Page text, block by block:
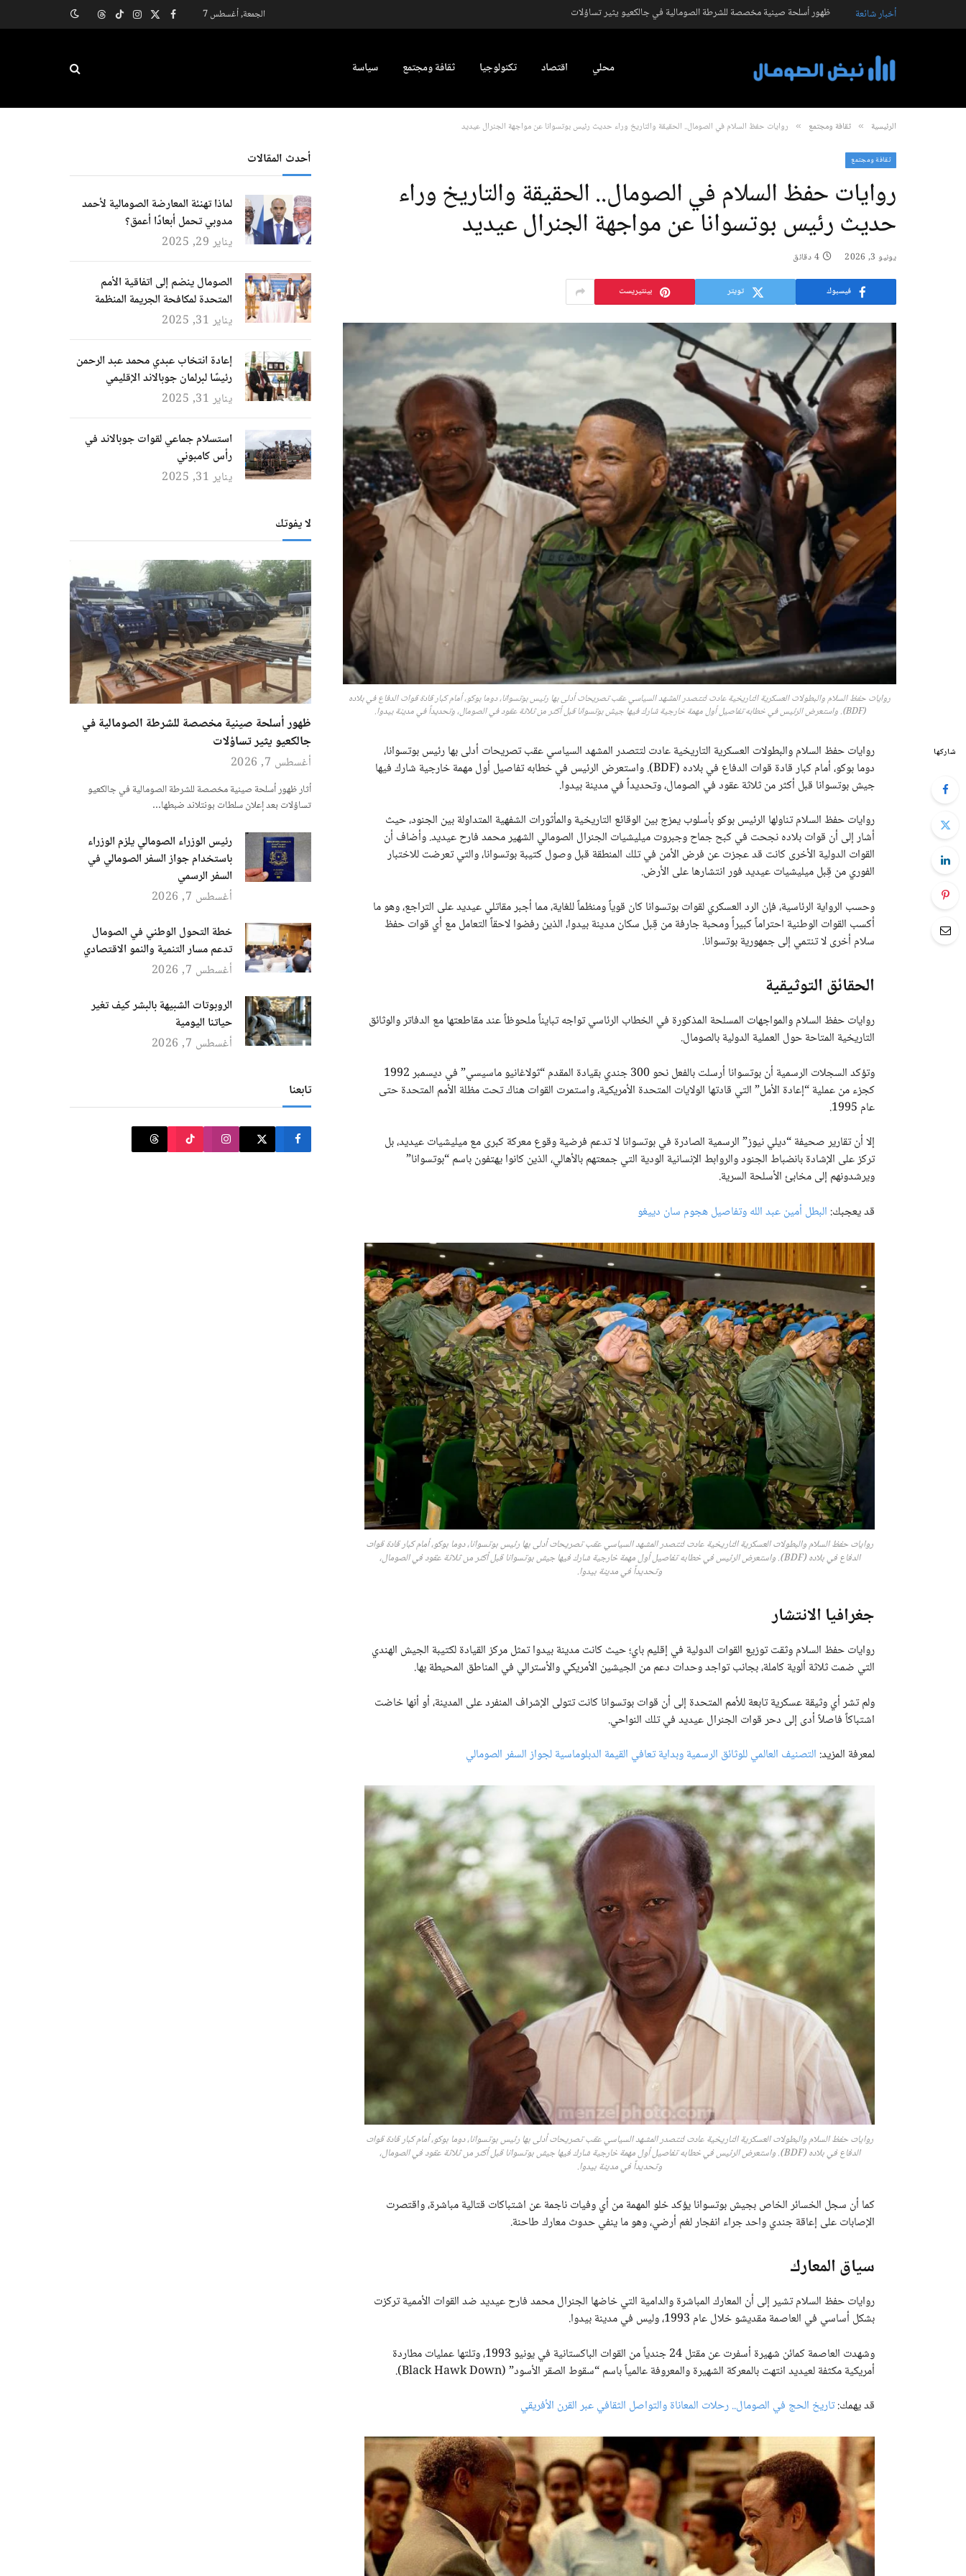
أخبار شائعة ظهور أسلحة صينية مخصصة للشرطة الصومالية في جالكعيو يثير تساؤلات الجمعة, أغسطس 7 فيسبوك
X
الانستغرام
تيكتوكThreads
محلي اقتصاد تكنولوجيا ثقافة ومجتمع سياسة
الرئيسية » ثقافة ومجتمع » روايات حفظ السلام في الصومال.. الحقيقة والتاريخ وراء حديث رئيس بوتسوانا عن مواجهة الجنرال عيديد
ثقافة ومجتمع
روايات حفظ السلام في الصومال.. الحقيقة والتاريخ وراء
حديث رئيس بوتسوانا عن مواجهة الجنرال عيديد
يونيو 3, 2026 4 دقائق
فيسبوك تويتر بينتيريست
روايات حفظ السلام والبطولات العسكرية التاريخية عادت لتتصدر المشهد السياسي عقب تصريحات أدلى بها رئيس بوتسوانا، دوما بوكو، أمام كبار قادة قوات الدفاع في بلاده
(BDF). واستعرض الرئيس في خطابه تفاصيل أول مهمة خارجية شارك فيها جيش بوتسوانا قبل أكثر من ثلاثة عقود في الصومال، وتحديداً في مدينة بيدوا.
شاركها
روايات حفظ السلام والبطولات العسكرية التاريخية عادت لتتصدر المشهد السياسي عقب تصريحات أدلى بها رئيس بوتسوانا،
دوما بوكو، أمام كبار قادة قوات الدفاع في بلاده (BDF). واستعرض الرئيس في خطابه تفاصيل أول مهمة خارجية شارك فيها
جيش بوتسوانا قبل أكثر من ثلاثة عقود في الصومال، وتحديداً في مدينة بيدوا.
روايات حفظ السلام تناولها الرئيس بوكو بأسلوب يمزج بين الوقائع التاريخية والمأثورات الشفهية المتداولة بين الجنود، حيث
أشار إلى أن قوات بلاده نجحت في كبح جماح وجبروت ميليشيات الجنرال الصومالي الشهير محمد فارح عيديد. وأضاف أن
القوات الدولية الأخرى كانت قد عجزت عن فرض الأمن في تلك المنطقة قبل وصول كتيبة بوتسوانا، والتي تعرضت للاختبار
الفوري من قِبل ميليشيات عيديد فور انتشارها على الأرض.
وحسب الرواية الرئاسية، فإن الرد العسكري لقوات بوتسوانا كان قوياً ومنظماً للغاية، مما أجبر مقاتلي عيديد على التراجع، وهو ما
أكسب القوات الوطنية احتراماً كبيراً ومحبة جارفة من قِبل سكان مدينة بيدوا، الذين رفضوا لاحقاً التعامل مع أي قوات حفظ
سلام أخرى لا تنتمي إلى جمهورية بوتسوانا.
الحقائق التوثيقية
روايات حفظ السلام والمواجهات المسلحة المذكورة في الخطاب الرئاسي تواجه تبايناً ملحوظاً عند مقاطعتها مع الدفاتر والوثائق
التاريخية المتاحة حول العملية الدولية بالصومال.
وتؤكد السجلات الرسمية أن بوتسوانا أرسلت بالفعل نحو 300 جندي بقيادة المقدم “ثولاغانيو ماسيسي” في ديسمبر 1992
كجزء من عملية “إعادة الأمل” التي قادتها الولايات المتحدة الأمريكية، واستمرت القوات هناك تحت مظلة الأمم المتحدة حتى
عام 1995.
إلا أن تقارير صحيفة “ديلي نيوز” الرسمية الصادرة في بوتسوانا لا تدعم فرضية وقوع معركة كبرى مع ميليشيات عيديد، بل
تركز على الإشادة بانضباط الجنود والروابط الإنسانية الودية التي جمعتهم بالأهالي، الذين كانوا يهتفون باسم “بوتسوانا”
ويرشدونهم إلى مخابئ الأسلحة السرية.
قد يعجبك: البطل أمين عبد الله وتفاصيل هجوم سان دييغو
روايات حفظ السلام والبطولات العسكرية التاريخية عادت لتتصدر المشهد السياسي عقب تصريحات أدلى بها رئيس بوتسوانا، دوما بوكو، أمام كبار قادة قوات
الدفاع في بلاده (BDF). واستعرض الرئيس في خطابه تفاصيل أول مهمة خارجية شارك فيها جيش بوتسوانا قبل أكثر من ثلاثة عقود في الصومال،
وتحديداً في مدينة بيدوا.
جغرافيا الانتشار
روايات حفظ السلام وثقت توزيع القوات الدولية في إقليم باي؛ حيث كانت مدينة بيدوا تمثل مركز القيادة لكتيبة الجيش الهندي
التي ضمت ثلاثة ألوية كاملة، بجانب تواجد وحدات دعم من الجيشين الأمريكي والأسترالي في المناطق المحيطة بها.
ولم تشر أي وثيقة عسكرية تابعة للأمم المتحدة إلى أن قوات بوتسوانا كانت تتولى الإشراف المنفرد على المدينة، أو أنها خاضت
اشتباكاً فاصلاً أدى إلى دحر قوات الجنرال عيديد في تلك النواحي.
لمعرفة المزيد: التصنيف العالمي للوثائق الرسمية وبداية تعافي القيمة الدبلوماسية لجواز السفر الصومالي
روايات حفظ السلام والبطولات العسكرية التاريخية عادت لتتصدر المشهد السياسي عقب تصريحات أدلى بها رئيس بوتسوانا، دوما بوكو، أمام كبار قادة قوات
الدفاع في بلاده (BDF). واستعرض الرئيس في خطابه تفاصيل أول مهمة خارجية شارك فيها جيش بوتسوانا قبل أكثر من ثلاثة عقود في الصومال،
وتحديداً في مدينة بيدوا.
كما أن سجل الخسائر الخاص بجيش بوتسوانا يؤكد خلو المهمة من أي وفيات ناجمة عن اشتباكات قتالية مباشرة، واقتصرت
الإصابات على إعاقة جندي واحد جراء انفجار لغم أرضي، وهو ما ينفي حدوث معارك طاحنة.
سياق المعارك
روايات حفظ السلام تشير إلى أن المعارك المباشرة والدامية التي خاضها الجنرال محمد فارح عيديد ضد القوات الأممية تركزت
بشكل أساسي في العاصمة مقديشو خلال عام 1993، وليس في مدينة بيدوا.
وشهدت العاصمة كمائن شهيرة أسفرت عن مقتل 24 جندياً من القوات الباكستانية في يونيو 1993، وتلتها عمليات مطاردة
أمريكية مكثفة لعيديد انتهت بالمعركة الشهيرة والمعروفة عالمياً باسم “سقوط الصقر الأسود” (Black Hawk Down).
قد يهمك:تاريخ الحج في الصومال.. رحلات المعاناة والتواصل الثقافي عبر القرن الأفريقي
أحدث المقالات
لماذا تهنئة المعارضة الصومالية لأحمد
مدوبي تحمل أبعادًا أعمق؟
يناير 29, 2025
الصومال ينضم إلى اتفاقية الأمم
المتحدة لمكافحة الجريمة المنظمة
يناير 31, 2025
إعادة انتخاب عبدي محمد عبد الرحمن
رئيسًا لبرلمان جوبالاند الإقليمي
يناير 31, 2025
استسلام جماعي لقوات جوبالاند في
رأس كامبوني
يناير 31, 2025
لا يفوتك
ظهور أسلحة صينية مخصصة للشرطة الصومالية في
جالكعيو يثير تساؤلات
أغسطس 7, 2026
أثار ظهور أسلحة صينية مخصصة للشرطة الصومالية في جالكعيو
تساؤلات بعد إعلان سلطات بونتلاند ضبطها…
رئيس الوزراء الصومالي يلزم الوزراء
باستخدام جواز السفر الصومالي في
السفر الرسمي
أغسطس 7, 2026
خطة التحول الوطني في الصومال
تدعم مسار التنمية والنمو الاقتصادي
أغسطس 7, 2026
الروبوتات الشبيهة بالبشر كيف تغير
حياتنا اليومية
أغسطس 7, 2026
تابعنا